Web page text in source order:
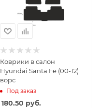
Коврики в салон
Hyundai Santa Fe (00-12)
ворс
Под заказ
180.50 руб.